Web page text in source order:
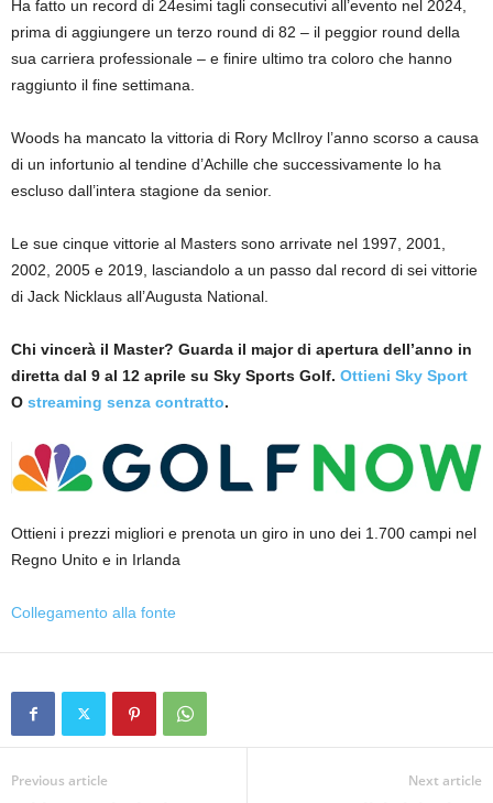
Ha fatto un record di 24esimi tagli consecutivi all’evento nel 2024,
prima di aggiungere un terzo round di 82 – il peggior round della
sua carriera professionale – e finire ultimo tra coloro che hanno
raggiunto il fine settimana.
Woods ha mancato la vittoria di Rory McIlroy l’anno scorso a causa
di un infortunio al tendine d’Achille che successivamente lo ha
escluso dall’intera stagione da senior.
Le sue cinque vittorie al Masters sono arrivate nel 1997, 2001,
2002, 2005 e 2019, lasciandolo a un passo dal record di sei vittorie
di Jack Nicklaus all’Augusta National.
Chi vincerà il Master? Guarda il major di apertura dell’anno in
diretta dal 9 al 12 aprile su Sky Sports Golf. Ottieni Sky Sport
O streaming senza contratto.
Ottieni i prezzi migliori e prenota un giro in uno dei 1.700 campi nel
Regno Unito e in Irlanda
Collegamento alla fonte
Previous article Next article